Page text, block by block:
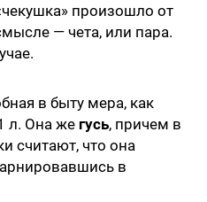
произошло от
— чета, или пара.
в быту мера, как
л. Она же гусь, причем в
считают, что она
в